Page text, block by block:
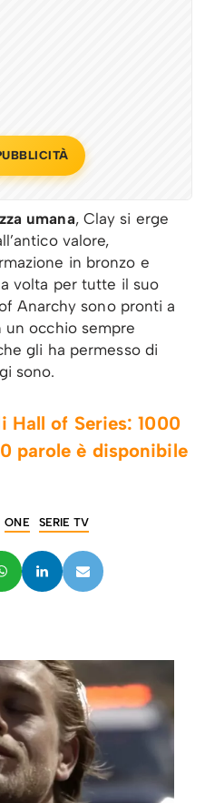
umana, Clay si erge
valore,
in bronzo e
volta per tutte il suo
Anarchy sono pronti a
un occhio sempre
gli ha permesso di
sono.
of Series: 1000
parole è disponibile
ONE SERIE TV